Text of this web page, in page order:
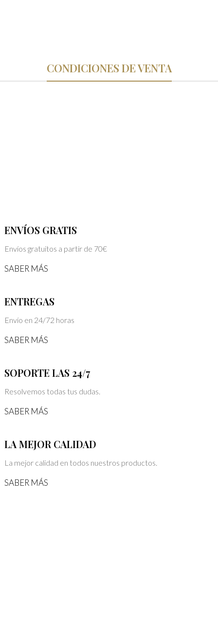
CONDICIONES DE VENTA
ENVÍOS GRATIS
Envíos gratuitos a partir de 70€
SABER MÁS
ENTREGAS
Envío en 24/72 horas
SABER MÁS
SOPORTE LAS 24/7
Resolvemos todas tus dudas.
SABER MÁS
LA MEJOR CALIDAD
La mejor calidad en todos nuestros productos.
SABER MÁS